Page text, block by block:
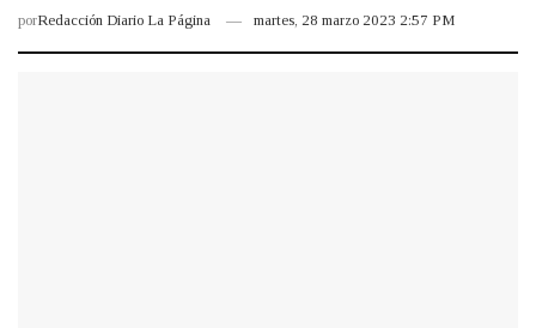
porRedacción Diario La Página martes, 28 marzo 2023 2:57 PM